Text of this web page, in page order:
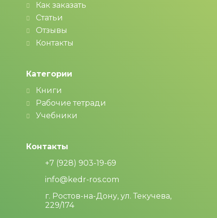
Как заказать
Статьи
Отзывы
Контакты
Категории
Книги
Рабочие тетради
Учебники
Контакты
+7 (928) 903-19-69
info@kedr-ros.com
г. Ростов-на-Дону, ул. Текучева,
229/174